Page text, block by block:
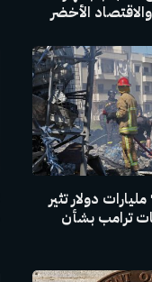
الأخضر
مراهنات نفطية بـ 7 مليارات دولار تثير
ترامب بشأن